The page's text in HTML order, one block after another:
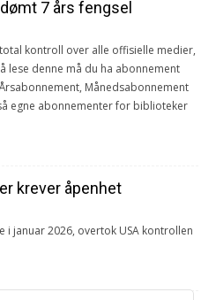
7 års fengsel
kontroll over alle offisielle medier,
lese denne må du ha abonnement
Månedsabonnement
egne abonnementer for biblioteker
krever åpenhet
i januar 2026, overtok USA kontrollen